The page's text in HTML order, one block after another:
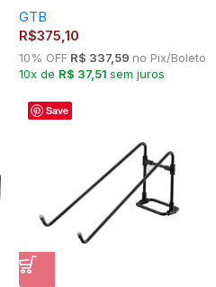
GTB
R$375,10
10% OFF R$ 337,59 no Pix/Boleto
10x de R$ 37,51 sem juros
Save